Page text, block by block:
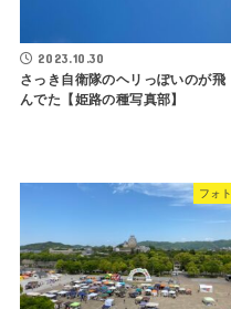
2023.10.30
さっき自衛隊のヘリっぽいのが飛
んでた【姫路の種写真部】
フォト